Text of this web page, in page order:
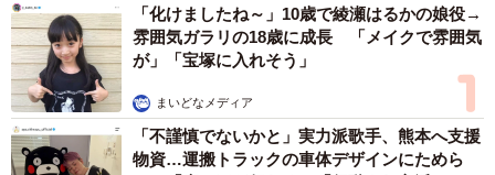
いアーティスト」「脚めっちゃきれい」
まいどなメディア
2026.08.07
【漫画】周囲の目を気にせず遊べる！洗濯物も
干せる！最近人気の戸建ての「中庭」 ところ
が…実際住んでみて分かった後悔ポイント